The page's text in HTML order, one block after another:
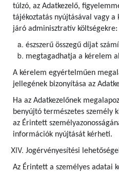
túlzó, az Adatkezelő,
tájékoztatás nyújtásával vagy a
járó adminisztratív költségekre:
észszerű összegű díjat
megtagadhatja a kérelem
A kérelem egyértelműen
jellegének bizonyítása az
Ha az Adatkezelőnek
benyújtó természetes személy
az Érintett
információk nyújtását kérheti.
Jogérvényesítési
Az Érintett a személyes adatai